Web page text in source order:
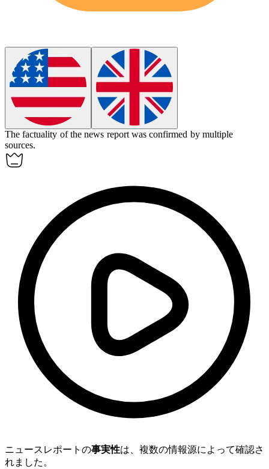
Thefactuality of the news report was confirmed by multiple
sources.
ニュースレポートの事実性は、複数の情報源によって確認さ
れました。